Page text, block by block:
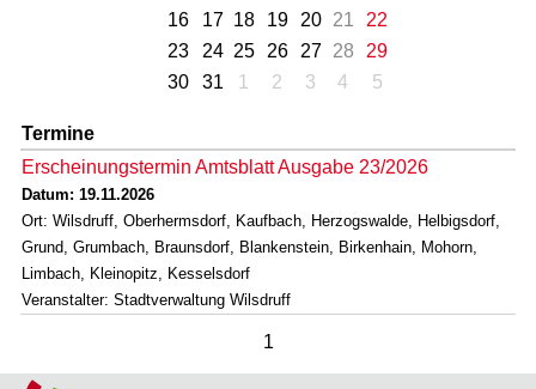
16
17 18 19 20 21
22
23
24 25 26 27 28
29
30
31 1 2 3 4 5
Termine
Erscheinungstermin Amtsblatt Ausgabe 23/2026
Datum: 19.11.2026
Ort: Wilsdruff, Oberhermsdorf, Kaufbach, Herzogswalde, Helbigsdorf,
Grund, Grumbach, Braunsdorf, Blankenstein, Birkenhain, Mohorn,
Limbach, Kleinopitz, Kesselsdorf
Veranstalter: Stadtverwaltung Wilsdruff
1